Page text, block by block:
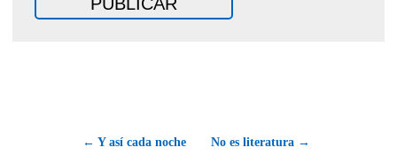
← Y así cada noche No es literatura →